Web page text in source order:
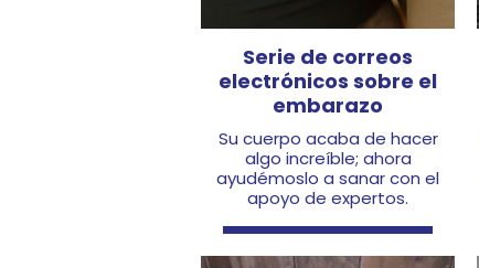
Serie de correos
electrónicos sobre el
embarazo
Su cuerpo acaba de hacer
algo increíble; ahora
ayudémoslo a sanar con el
apoyo de expertos.